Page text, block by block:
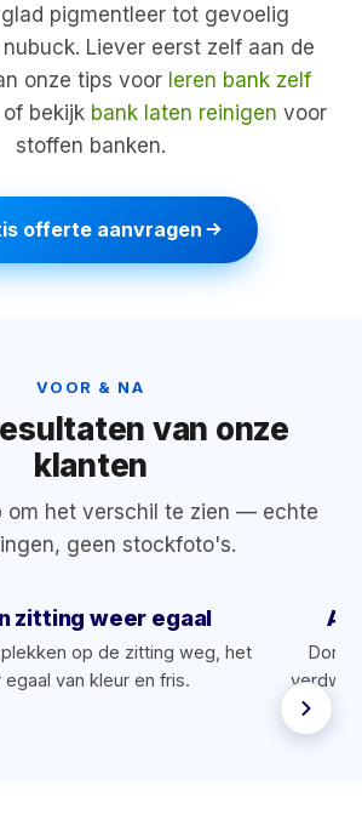
pigmentleer tot gevoelig
Liever eerst zelf aan de
onze tips voor leren bank zelf
of bekijk bank laten reinigen voor
stoffen banken.
offerte aanvragen
VOOR & NA
van onze
klanten
om het verschil te zien — echte
geen stockfoto's.
zitting weer egaal
op de zitting weg, het
van kleur en fris.
VOOR